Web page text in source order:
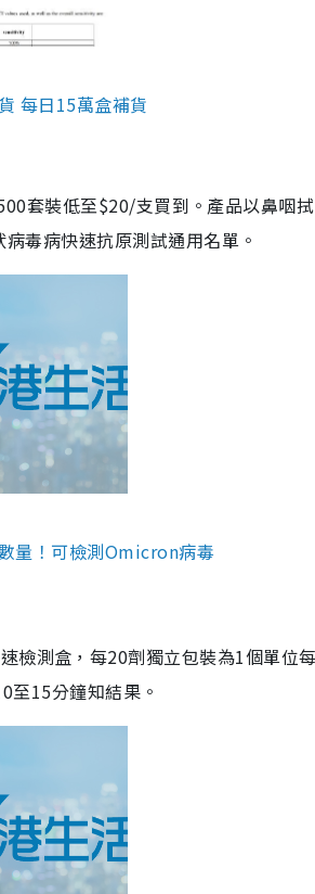
每日15萬盒補貨
套裝低至$20/支買到。產品以鼻咽
毒病快速抗原測試通用名單。
量！可檢測Omicron病毒
檢測盒，每20劑獨立包裝為1個單位
至15分鐘知結果。